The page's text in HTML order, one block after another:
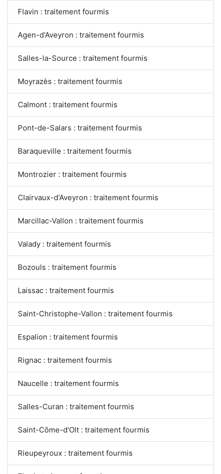
Flavin : traitement fourmis
Agen-d'Aveyron : traitement fourmis
Salles-la-Source : traitement fourmis
Moyrazès : traitement fourmis
Calmont : traitement fourmis
Pont-de-Salars : traitement fourmis
Baraqueville : traitement fourmis
Montrozier : traitement fourmis
Clairvaux-d'Aveyron : traitement fourmis
Marcillac-Vallon : traitement fourmis
Valady : traitement fourmis
Bozouls : traitement fourmis
Laissac : traitement fourmis
Saint-Christophe-Vallon : traitement fourmis
Espalion : traitement fourmis
Rignac : traitement fourmis
Naucelle : traitement fourmis
Salles-Curan : traitement fourmis
Saint-Côme-d'Olt : traitement fourmis
Rieupeyroux : traitement fourmis